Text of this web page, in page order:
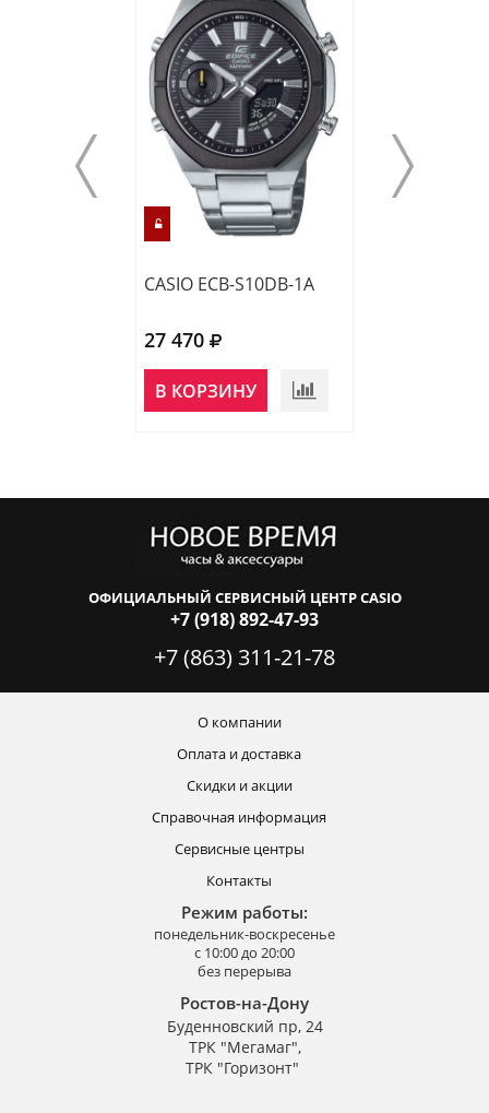
CASIO ECB-S10DB-1A
27 470
В КОРЗИНУ
ОФИЦИАЛЬНЫЙ СЕРВИСНЫЙ ЦЕНТР CASIO
+7 (918) 892-47-93
+7 (863) 311-21-78
О компании
Оплата и доставка
Скидки и акции
Справочная информация
Сервисные центры
Контакты
Режим работы:
понедельник-воскресенье
с 10:00 до 20:00
без перерыва
Ростов-на-Дону
Буденновский пр, 24
ТРК "Мегамаг",
ТРК "Горизонт"